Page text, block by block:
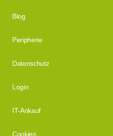
Blog
Peripherie
Datenschutz
Login
IT-Ankauf
Cookies